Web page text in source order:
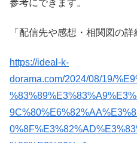
参考にできます。
「配信先や感想・相関図の
https://ideal-k-
dorama.com/2024/08/19/